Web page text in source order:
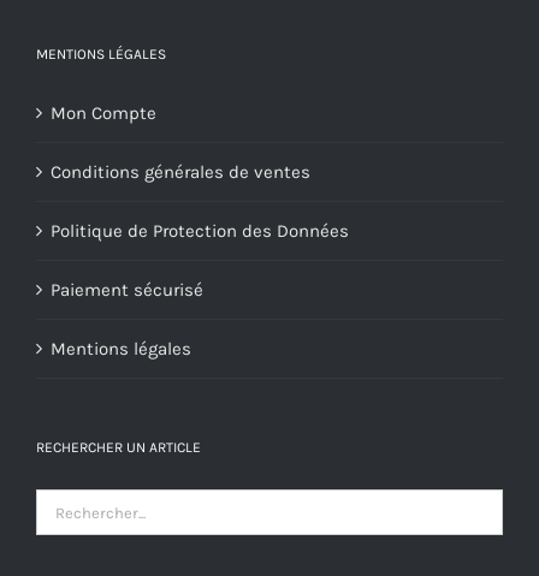
MENTIONS LÉGALES
Mon Compte
Conditions générales de ventes
Politique de Protection des Données
Paiement sécurisé
Mentions légales
RECHERCHER UN ARTICLE